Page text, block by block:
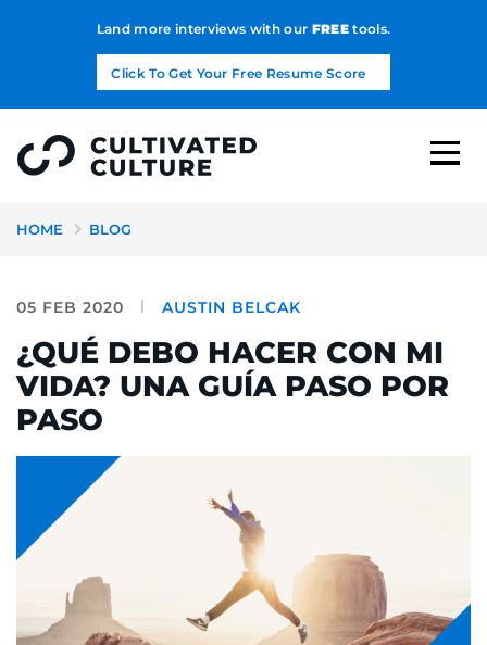
Land more interviews with our FREEtools.
Click To Get Your Free Resume Score
HOME BLOG
05 FEB 2020 AUSTIN BELCAK
¿QUÉ DEBO HACER CON MI
VIDA? UNA GUÍA PASO POR
PASO